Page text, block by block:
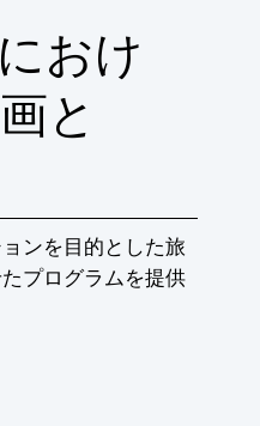
おけ
と
ンを目的とした旅
プログラムを提供